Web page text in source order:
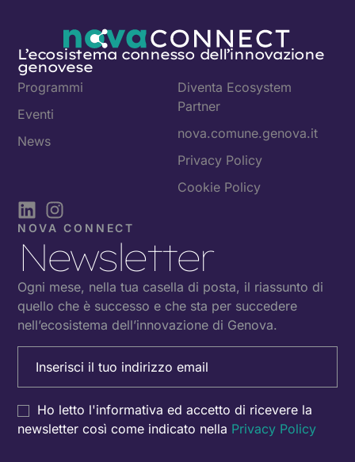
L’ecosistema connesso dell’innovazione
genovese
Programmi
Eventi
News
Diventa Ecosystem
Partner
nova.comune.genova.it
Privacy Policy
Cookie Policy
NOVA CONNECT
Newsletter
Ogni mese, nella tua casella di posta, il riassunto di
quello che è successo e che sta per succedere
nell’ecosistema dell’innovazione di Genova.
(Obbligatorio)
Consenso
Ho letto l'informativa ed accetto di ricevere la
newsletter così come indicato nella Privacy Policy